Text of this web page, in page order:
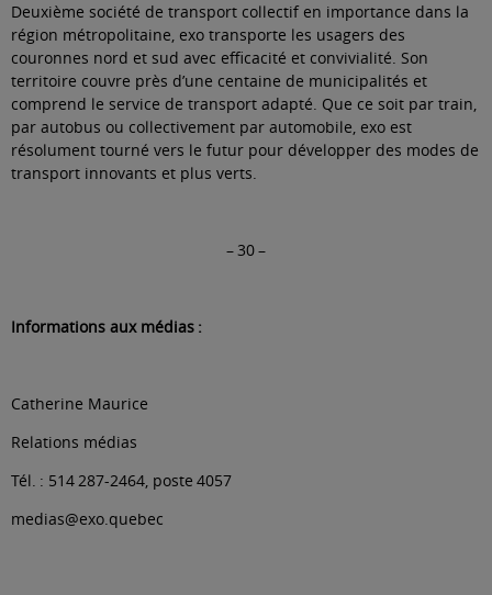
Deuxième société de transport collectif en importance dans la
région métropolitaine, exo transporte les usagers des
couronnes nord et sud avec efficacité et convivialité. Son
territoire couvre près d’une centaine de municipalités et
comprend le service de transport adapté. Que ce soit par train,
par autobus ou collectivement par automobile, exo est
résolument tourné vers le futur pour développer des modes de
transport innovants et plus verts.
– 30 –
Informations aux médias :
Catherine Maurice
Relations médias
Tél. : 514 287-2464, poste 4057
medias@exo.quebec